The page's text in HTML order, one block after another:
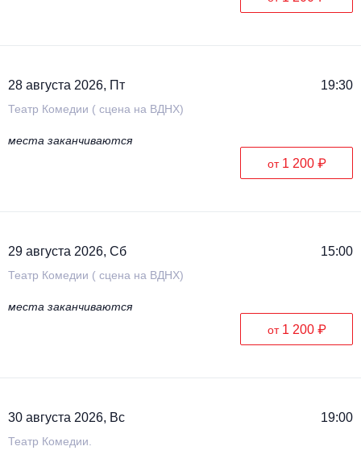
28 августа 2026, Пт 19:30
Театр Комедии ( сцена на ВДНХ)
места заканчиваются
от 1 200 ₽
29 августа 2026, Сб 15:00
Театр Комедии ( сцена на ВДНХ)
места заканчиваются
от 1 200 ₽
30 августа 2026, Вс 19:00
Театр Комедии.